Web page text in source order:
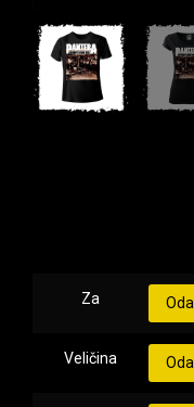
Za
Veličina